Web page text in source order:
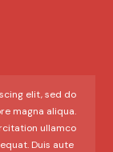
elit, sed do
magna aliqua.
ullamco
Duis aute